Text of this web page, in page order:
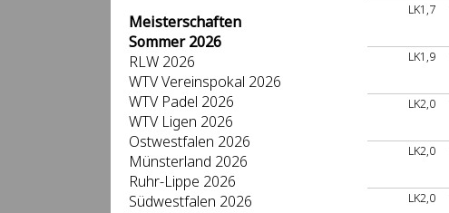
Meisterschaften
Sommer 2026
RLW 2026
WTV Vereinspokal 2026
WTV Padel 2026
WTV Ligen 2026
Ostwestfalen 2026
Münsterland 2026
Ruhr-Lippe 2026
Südwestfalen 2026
LK1,7
LK1,9
LK2,0
LK2,0
LK2,0